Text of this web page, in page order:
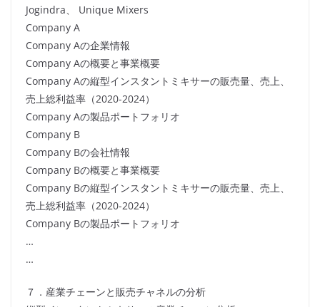
Jogindra、 Unique Mixers
Company A
Company Aの企業情報
Company Aの概要と事業概要
Company Aの縦型インスタントミキサーの販売量、売上、
売上総利益率（2020-2024）
Company Aの製品ポートフォリオ
Company B
Company Bの会社情報
Company Bの概要と事業概要
Company Bの縦型インスタントミキサーの販売量、売上、
売上総利益率（2020-2024）
Company Bの製品ポートフォリオ
…
…
７．産業チェーンと販売チャネルの分析